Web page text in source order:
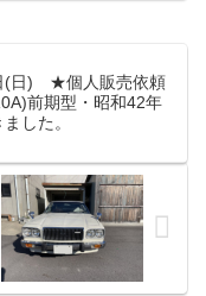
もございますので、双
滑に進めていく意味で
お願い申しあげます。
(日) ★個人販売依頼
前期型・昭和42年
した。